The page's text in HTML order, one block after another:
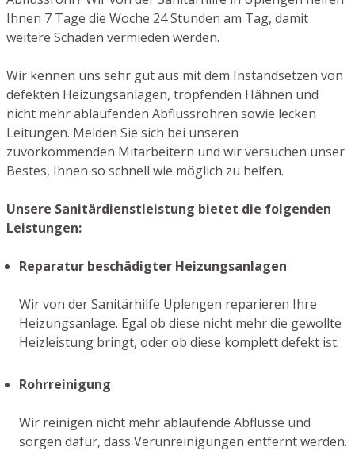
Ihnen 7 Tage die Woche 24 Stunden am Tag, damit
weitere Schäden vermieden werden.
Wir kennen uns sehr gut aus mit dem Instandsetzen von
defekten Heizungsanlagen, tropfenden Hähnen und
nicht mehr ablaufenden Abflussrohren sowie lecken
Leitungen. Melden Sie sich bei unseren
zuvorkommenden Mitarbeitern und wir versuchen unser
Bestes, Ihnen so schnell wie möglich zu helfen.
Unsere Sanitärdienstleistung bietet die folgenden
Leistungen:
Reparatur beschädigter Heizungsanlagen
Wir von der Sanitärhilfe Uplengen reparieren Ihre
Heizungsanlage. Egal ob diese nicht mehr die gewollte
Heizleistung bringt, oder ob diese komplett defekt ist.
Rohrreinigung
Wir reinigen nicht mehr ablaufende Abflüsse und
sorgen dafür, dass Verunreinigungen entfernt werden.